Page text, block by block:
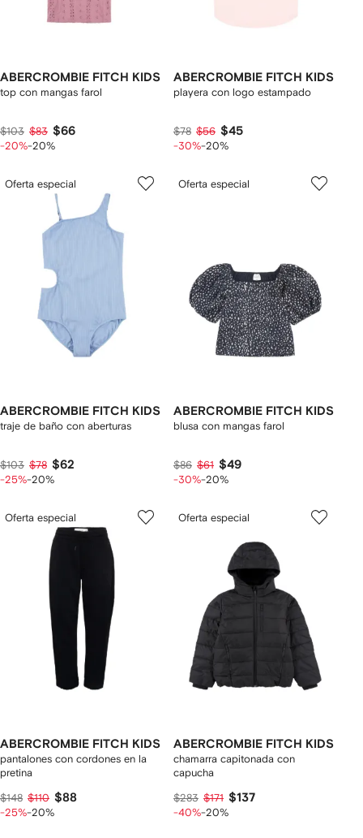
ABERCROMBIE FITCH KIDS
top con mangas farol
$103 $83 $66
-20%-20%
ABERCROMBIE FITCH KIDS
playera con logo estampado
$78 $56 $45
-30%-20%
Oferta especial
ABERCROMBIE FITCH KIDS
traje de baño con aberturas
$103 $78 $62
-25%-20%
Oferta especial
ABERCROMBIE FITCH KIDS
blusa con mangas farol
$86 $61 $49
-30%-20%
Oferta especial
ABERCROMBIE FITCH KIDS
pantalones con cordones en la
pretina
$148 $110 $88
-25%-20%
Oferta especial
ABERCROMBIE FITCH KIDS
chamarra capitonada con
capucha
$283 $171 $137
-40%-20%